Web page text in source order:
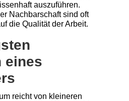
auszuführen.
Nachbarschaft sind oft
die Qualität der Arbeit.
eines
reicht von kleineren